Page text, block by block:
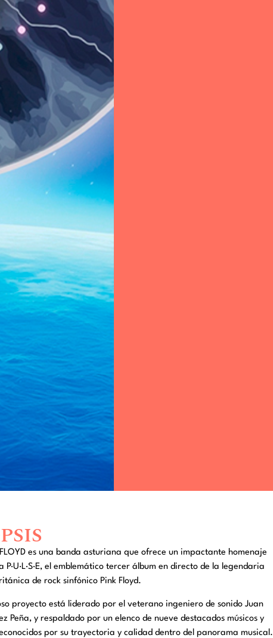
FLOYD es una banda asturiana que ofrece un impactante homenaje
P·U·L·S·E, el emblemático tercer álbum en directo de la legendaria
de rock sinfónico Pink Floyd.
proyecto está liderado por el veterano ingeniero de sonido Juan
Peña, y respaldado por un elenco de nueve destacados músicos y
por su trayectoria y calidad dentro del panorama musical.